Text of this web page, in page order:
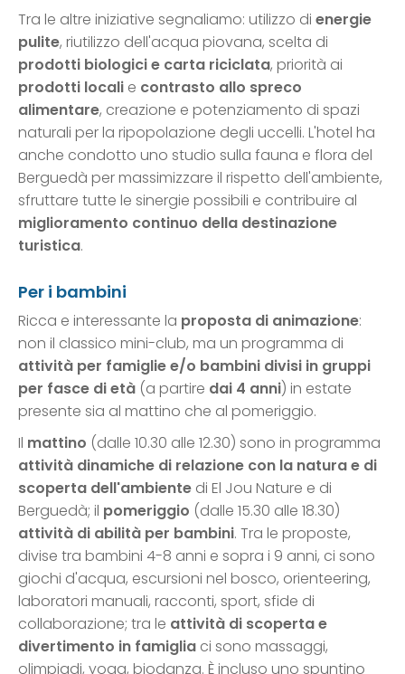
Tra le altre iniziative segnaliamo: utilizzo di energie
pulite, riutilizzo dell'acqua piovana, scelta di
prodotti biologici e carta riciclata, priorità ai
prodotti locali e contrasto allo spreco
alimentare, creazione e potenziamento di spazi
naturali per la ripopolazione degli uccelli. L'hotel ha
anche condotto uno studio sulla fauna e flora del
Berguedà per massimizzare il rispetto dell'ambiente,
sfruttare tutte le sinergie possibili e contribuire al
miglioramento continuo della destinazione
turistica.
Per i bambini
Ricca e interessante la proposta di animazione:
non il classico mini-club, ma un programma di
attività per famiglie e/o bambini divisi in gruppi
per fasce di età (a partire dai 4 anni) in estate
presente sia al mattino che al pomeriggio.
Il mattino (dalle 10.30 alle 12.30) sono in programma
attività dinamiche di relazione con la naturae di
scoperta dell'ambiente di El Jou Nature e di
Berguedà; il pomeriggio (dalle 15.30 alle 18.30)
attività di abilità per bambini. Tra le proposte,
divise tra bambini 4-8 anni e sopra i 9 anni, ci sono
giochi d'acqua, escursioni nel bosco, orienteering,
laboratori manuali, racconti, sport, sfide di
collaborazione; tra le attività di scoperta e
divertimento in famiglia ci sono massaggi,
olimpiadi, yoga, biodanza. È incluso uno spuntino